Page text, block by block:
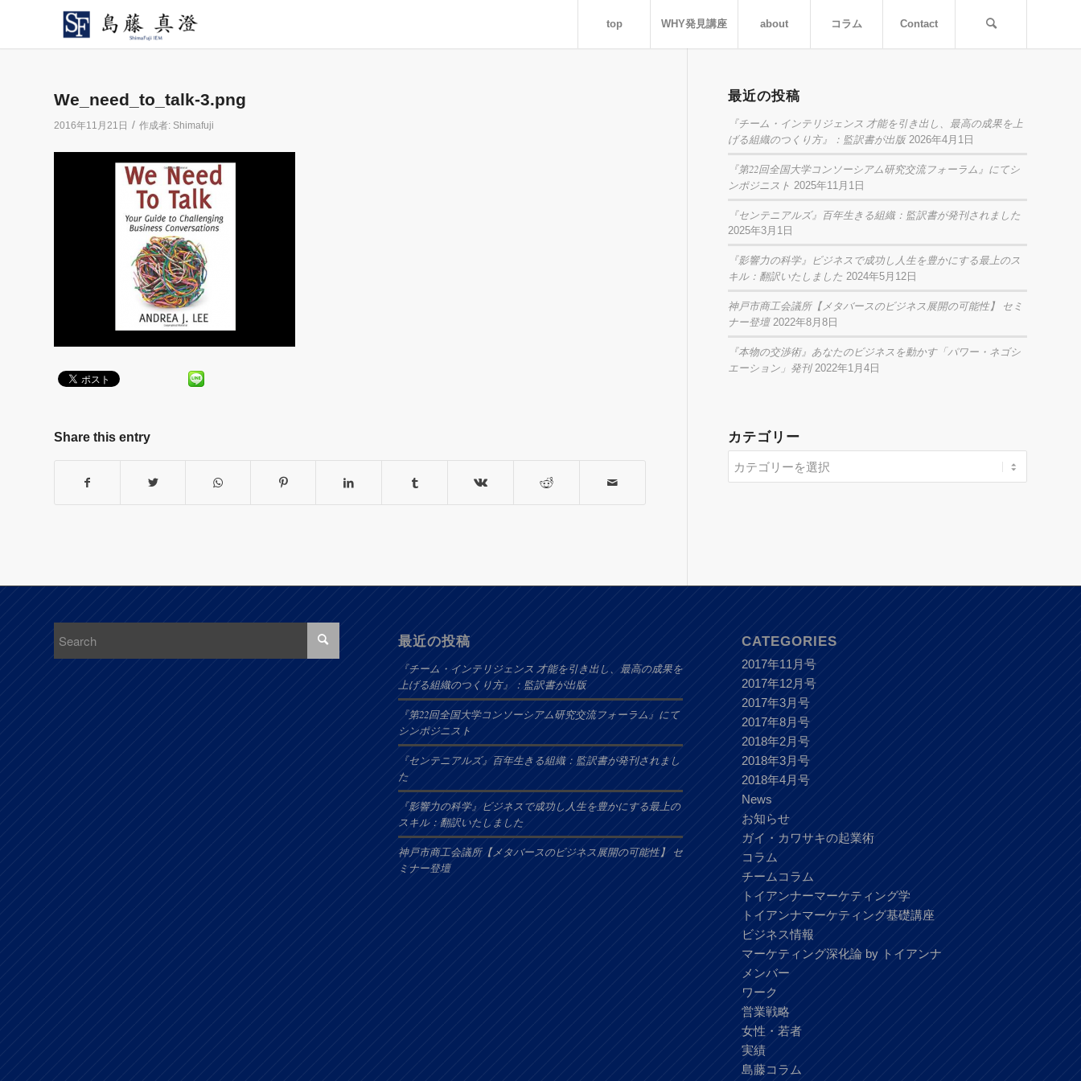
top WHY発見講座 about コラム Contact
We_need_to_talk-3.png
2016年11月21日 / 作成者: Shimafuji
Share this entry
最近の投稿
『チーム・インテリジェンス 才能を引き出し、最高の成果を上
げる組織のつくり方』：監訳書が出版 2026年4月1日
『第22回全国大学コンソーシアム研究交流フォーラム』にてシ
ンポジニスト 2025年11月1日
『センテニアルズ』百年生きる組織：監訳書が発刊されました
2025年3月1日
『影響力の科学』ビジネスで成功し人生を豊かにする最上のス
キル：翻訳いたしました 2024年5月12日
神戸市商工会議所【メタバースのビジネス展開の可能性】 セミ
ナー登壇 2022年8月8日
『本物の交渉術』あなたのビジネスを動かす「パワー・ネゴシ
エーション」発刊 2022年1月4日
カテゴリー
最近の投稿
『チーム・インテリジェンス 才能を引き出し、最高の成果を
上げる組織のつくり方』：監訳書が出版
『第22回全国大学コンソーシアム研究交流フォーラム』にて
シンポジニスト
『センテニアルズ』百年生きる組織：監訳書が発刊されまし
た
『影響力の科学』ビジネスで成功し人生を豊かにする最上の
スキル：翻訳いたしました
神戸市商工会議所【メタバースのビジネス展開の可能性】 セ
ミナー登壇
CATEGORIES
2017年11月号
2017年12月号
2017年3月号
2017年8月号
2018年2月号
2018年3月号
2018年4月号
News
お知らせ
ガイ・カワサキの起業術
コラム
チームコラム
トイアンナーマーケティング学
トイアンナマーケティング基礎講座
ビジネス情報
マーケティング深化論 by トイアンナ
メンバー
ワーク
営業戦略
女性・若者
実績
島藤コラム